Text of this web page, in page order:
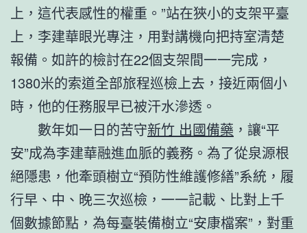
上，這代表感性的權重。”站在狹小的支架平臺
上，李建華眼光專注，用對講機向把持室清楚
報備。如許的檢討在22個支架間一一完成，
1380米的索道全部旅程巡檢上去，接近兩個小
時，他的任務服早已被汗水滲透。
數年如一日的苦守新竹 出國備藥 ，讓“平
安”成為李建華融進血脈的義務。為了從泉源根
絕隱患，他牽頭樹立“預防性維護修繕”系統，履
行早、中、晚三次巡檢，一一記載、比對上千
個數據節點，為每臺裝備樹立“安康檔案”，對重